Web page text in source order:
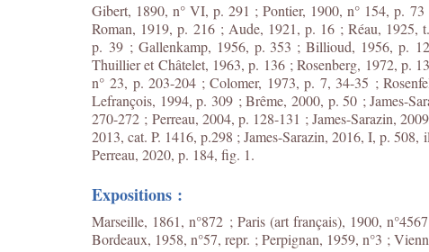
Gibert, 1890, n° VI, p. 291 ; Pontier, 1900, n° 154, p.
Roman, 1919, p. 216 ; Aude, 1921, p. 16 ; Réau,
p. 39 ; Gallenkamp, 1956, p. 353 ; Billioud, 1956, p.
Thuillier et Châtelet, 1963, p. 136 ; Rosenberg, 1972, p.
n° 23, p. 203-204 ; Colomer, 1973, p. 7, 34-35 ;
Lefrançois, 1994, p. 309 ; Brême, 2000, p. 50 ; James-
270-272 ; Perreau, 2004, p. 128-131 ; James-Sarazin,
2013, cat. P. 1416, p.298 ; James-Sarazin, 2016, I, p. 508,
Perreau, 2020, p. 184, fig. 1.
Expositions :
Marseille, 1861, n°872 ; Paris (art français), 1900,
Bordeaux, 1958, n°57, repr. ; Perpignan, 1959, n°3 ;